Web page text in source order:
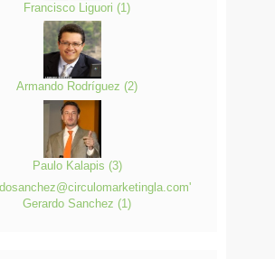
Francisco Liguori (1)
Armando Rodríguez (2)
Paulo Kalapis (3)
Gerardo Sanchez (1)